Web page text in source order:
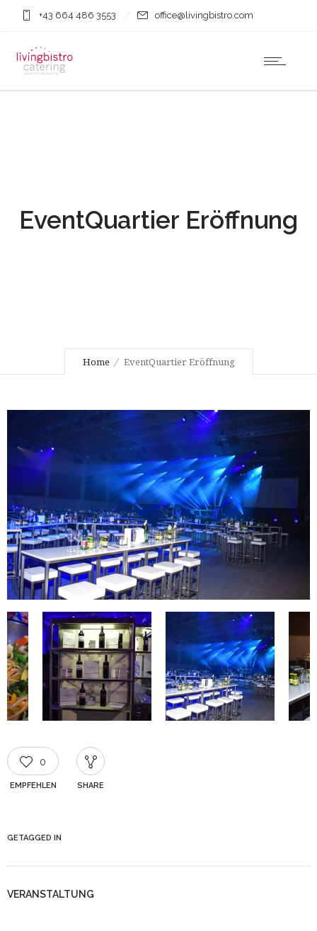
+43 664 486 3553 office@livingbistro.com
EventQuartier Eröffnung
Home EventQuartier Eröffnung
0
EMPFEHLEN SHARE
GETAGGED IN
VERANSTALTUNG